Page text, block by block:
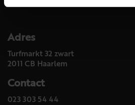
Adres
Turfmarkt 32 zwart
2011 CB Haarlem
Contact
023 303 54 44